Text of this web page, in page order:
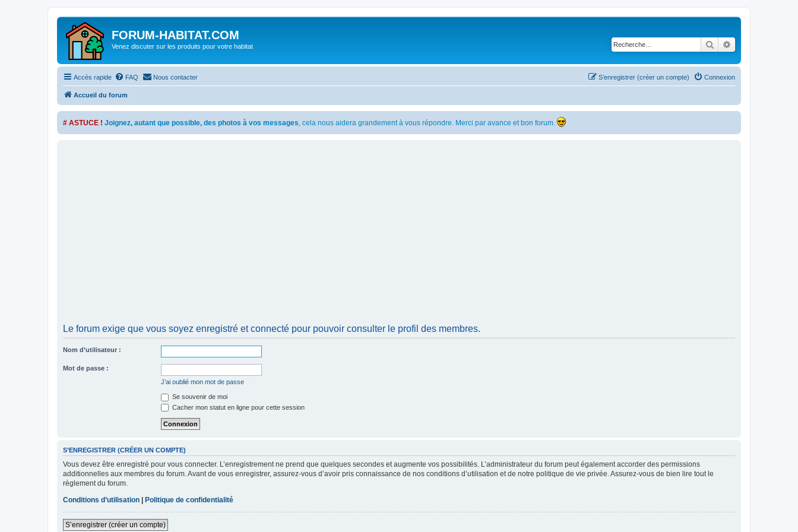
FORUM-HABITAT.COM
Venez discuter sur les produits pour votre habitat Rechercher
Accès rapide FAQ Nous contacter Connexion
S’enregistrer (créer un compte)
Accueil du forum
# ASTUCE ! Joignez, autant que possible, des photos à vos messages, cela nous aidera grandement à vous répondre. Merci par avance et bon forum.
Le forum exige que vous soyez enregistré et connecté pour pouvoir consulter le profil des membres.
Nom d’utilisateur :
Mot de passe :
J’ai oublié mon mot de passe
Se souvenir de moi
Cacher mon statut en ligne pour cette session
S’ENREGISTRER (CRÉER UN COMPTE)
Vous devez être enregistré pour vous connecter. L’enregistrement ne prend que quelques secondes et augmente vos possibilités. L’administrateur du forum peut également accorder des permissions
additionnelles aux membres du forum. Avant de vous enregistrer, assurez-vous d’avoir pris connaissance de nos conditions d’utilisation et de notre politique de vie privée. Assurez-vous de bien lire tout le
règlement du forum.
Conditions d’utilisation | Politique de confidentialité
S’enregistrer (créer un compte)